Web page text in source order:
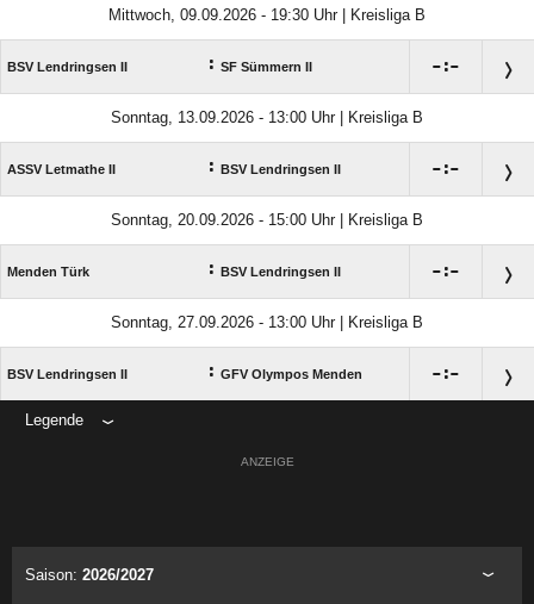
Mittwoch, 09.09.2026 - 19:30 Uhr | Kreisliga B
BSV Lendringsen II : SF Sümmern II :
Sonntag, 13.09.2026 - 13:00 Uhr | Kreisliga B
ASSV Letmathe II : BSV Lendringsen II :
Sonntag, 20.09.2026 - 15:00 Uhr | Kreisliga B
Menden Türk : BSV Lendringsen II :
Sonntag, 27.09.2026 - 13:00 Uhr | Kreisliga B
BSV Lendringsen II : GFV Olympos Menden :
Legende
ANZEIGE
Saison: 2026/2027